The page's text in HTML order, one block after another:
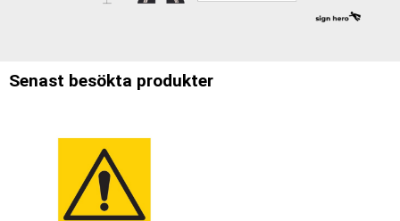
Senast besökta produkter